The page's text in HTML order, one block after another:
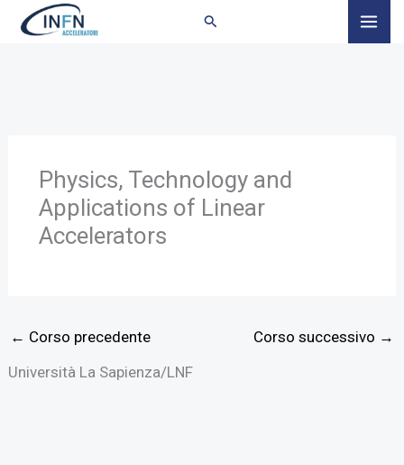
Physics, Technology and
Applications of Linear
Accelerators
← Corso precedente Corso successivo →
Università La Sapienza/LNF